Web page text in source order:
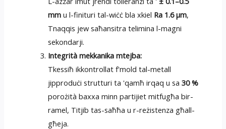
mm u l-finituri tal-wiċċ bla xkiel Ra 1.6 µm,
Tnaqqis jew saħansitra telimina l-magni
sekondarji.
Integrità mekkanika mtejba:
Tkessiħ ikkontrollat ​​f'mold tal-metall
jipproduċi strutturi ta 'qamħ irqaq u sa30 %
porożità baxxa minn partijiet mitfugħa bir-
ramel, Titjib tas-saħħa u r-reżistenza għall-
għeja.